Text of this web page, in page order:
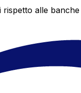
alle